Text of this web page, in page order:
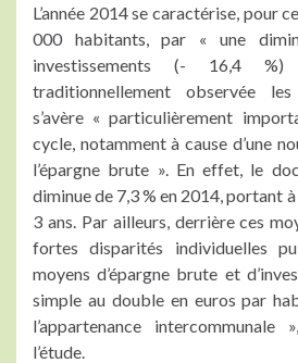
L’année 2014 se caractérise, pour
000 habitants, par « une
investissements (- 16,4
traditionnellement observée les
s’avère « particulièrement
cycle, notamment à cause d’une
l’épargne brute ». En effet, le
diminue de 7,3 % en 2014, portant
3 ans. Par ailleurs, derrière ces
fortes disparités individuelles
moyens d’épargne brute et
simple au double en euros par
l’appartenance
l’étude.